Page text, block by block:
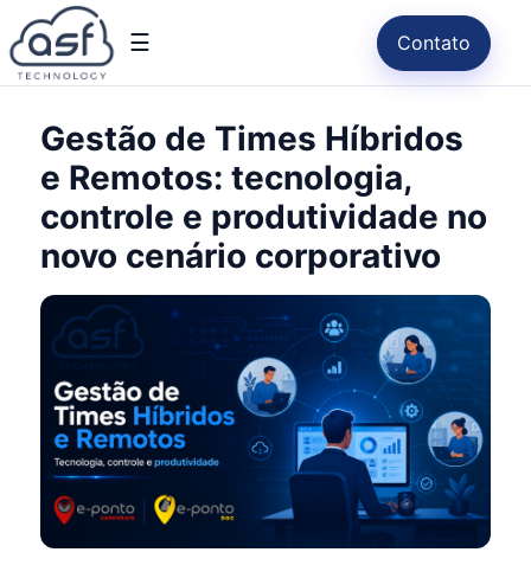
☰ Contato
Gestão de Times Híbridos
e Remotos: tecnologia,
controle e produtividade no
novo cenário corporativo